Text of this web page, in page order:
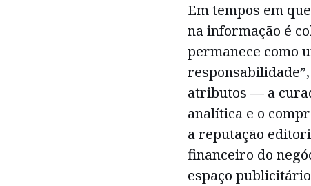
Em tempos em
na informação é
permanece como
atributos — a
analítica e o
a reputação
financeiro do
espaço